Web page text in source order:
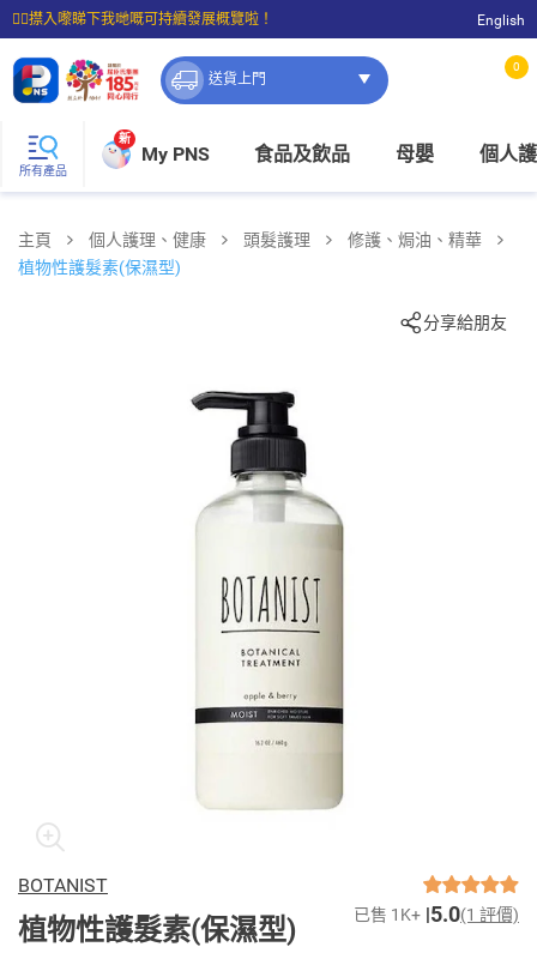
☝🏼㩒入嚟睇下我哋嘅可持續發展概覽啦！
⭐購物滿$399即享免費送貨；滿$100即可免費店取。
English
送貨上門
0
所有產品
新
My PNS 食品及飲品 母嬰 個人
主頁 個人護理、健康 頭髮護理
修護、焗油、精華
植物性護髮素(保濕型)
分享給朋友
BOTANIST
植物性護髮素(保濕型) 已售 1K+ 5.0(1 評價)